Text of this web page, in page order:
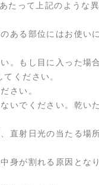
たって上記のような
ある部位にはお使い
。もし目に入った場
ください。
さい。
いでください。乾い
直射日光の当たる場
身が割れる原因とな